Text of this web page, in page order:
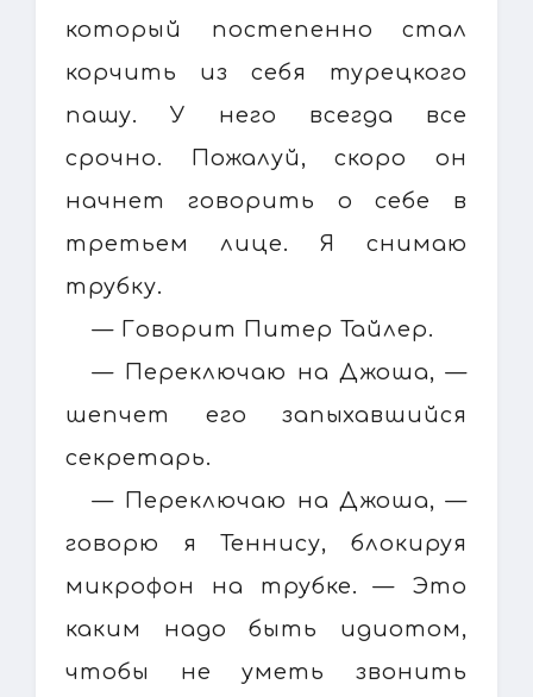
который постепенно стал
корчить из себя турецкого
пашу. У него всегда все
срочно. Пожалуй, скоро он
начнет говорить о себе в
третьем лице. Я снимаю
трубку.
— Говорит Питер Тайлер.
— Переключаю на Джоша, —
шепчет его запыхавшийся
секретарь.
— Переключаю на Джоша, —
говорю я Теннису, блокируя
микрофон на трубке. — Это
каким надо быть идиотом,
чтобы не уметь звонить